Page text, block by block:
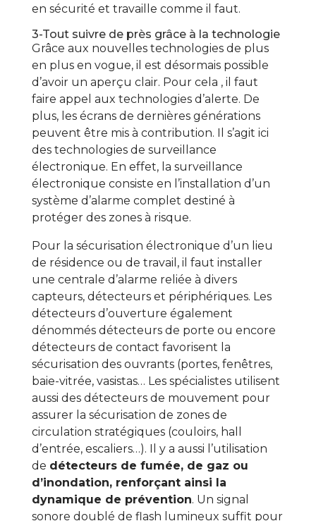
en sécurité et travaille comme il faut.
3-Tout suivre de près grâce à la technologie
Grâce aux nouvelles technologies de plus
en plus en vogue, il est désormais possible
d’avoir un aperçu clair. Pour cela , il faut
faire appel aux technologies d’alerte. De
plus, les écrans de dernières générations
peuvent être mis à contribution. Il s’agit ici
des technologies de surveillance
électronique. En effet, la surveillance
électronique consiste en l’installation d’un
système d’alarme complet destiné à
protéger des zones à risque.
Pour la sécurisation électronique d’un lieu
de résidence ou de travail, il faut installer
une centrale d’alarme reliée à divers
capteurs, détecteurs et périphériques. Les
détecteurs d’ouverture également
dénommés détecteurs de porte ou encore
détecteurs de contact favorisent la
sécurisation des ouvrants (portes, fenêtres,
baie-vitrée, vasistas… Les spécialistes utilisent
aussi des détecteurs de mouvement pour
assurer la sécurisation de zones de
circulation stratégiques (couloirs, hall
d’entrée, escaliers…). Il y a aussi l’utilisation
de détecteurs de fumée, de gaz ou
d’inondation, renforçant ainsi la
dynamique de prévention. Un signal
sonore doublé de flash lumineux suffit pour